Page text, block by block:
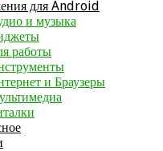
для Android
и музыка
работы
и Браузеры